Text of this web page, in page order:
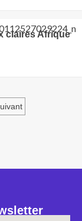
claires Afrique